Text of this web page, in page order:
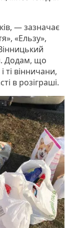
— зазначає
«Ельзу»,
Додам, що
ті вінничани,
в розіграші.